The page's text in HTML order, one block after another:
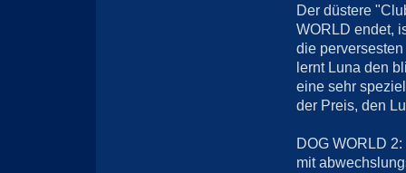
Der düstere
WORLD endet,
die
lernt Luna den
eine sehr
der Preis, den
DOG WORLD
mit